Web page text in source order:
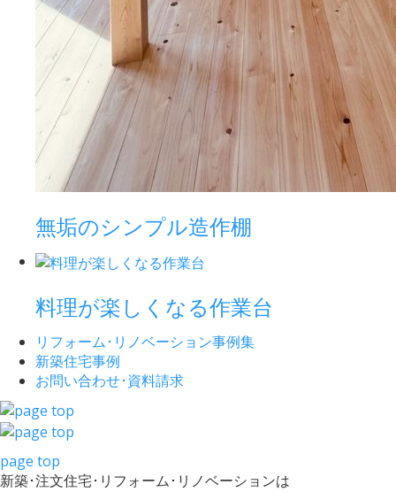
無垢のシンプル造作棚
料理が楽しくなる作業台
リフォーム･ リノベーション事例集
新築住宅事例
お問い合わせ･資料請求
page top
新築･注文住宅･リフォーム･リノベーションは